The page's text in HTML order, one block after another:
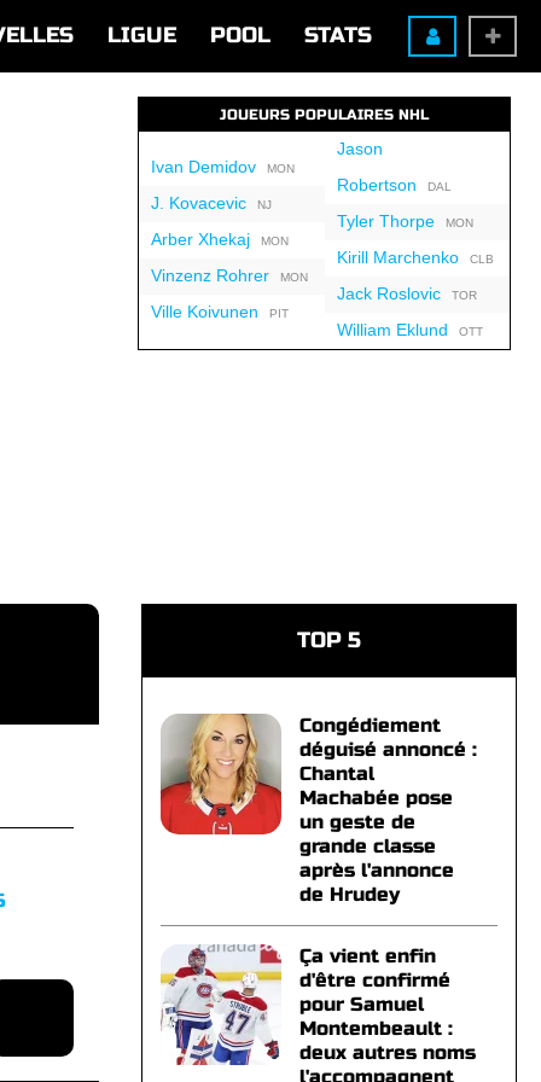
LIGUE POOL STATS
JOUEURS POPULAIRES NHL
Ivan DemidovMON
J. KovacevicNJ
Arber XhekajMON
Vinzenz RohrerMON
Ville Koivunen PIT
Jason
Robertson DAL
Tyler ThorpeMON
Kirill MarchenkoCLB
Jack RoslovicTOR
William Eklund OTT
TOP 5
Congédiement
déguisé annoncé :
Chantal
Machabée pose
un geste de
grande classe
après l'annonce
de Hrudey
Ça vient enfin
d'être confirmé
pour Samuel
Montembeault :
deux autres noms
l'accompagnent